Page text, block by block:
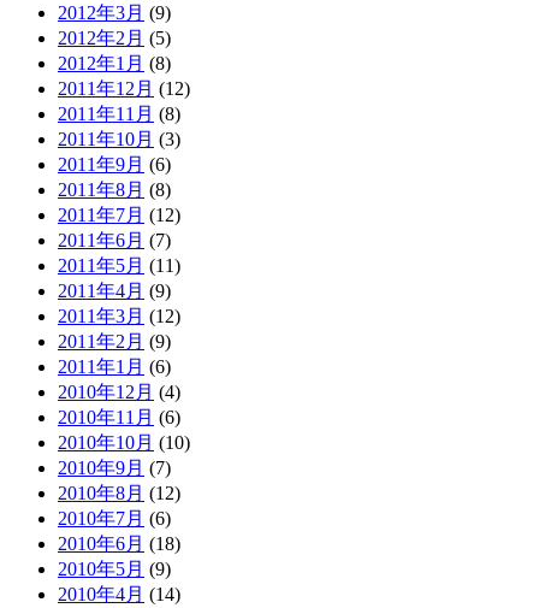
2012年3月 (9)
2012年2月 (5)
2012年1月 (8)
2011年12月 (12)
2011年11月 (8)
2011年10月 (3)
2011年9月 (6)
2011年8月 (8)
2011年7月 (12)
2011年6月 (7)
2011年5月 (11)
2011年4月 (9)
2011年3月 (12)
2011年2月 (9)
2011年1月 (6)
2010年12月 (4)
2010年11月 (6)
2010年10月 (10)
2010年9月 (7)
2010年8月 (12)
2010年7月 (6)
2010年6月 (18)
2010年5月 (9)
2010年4月 (14)